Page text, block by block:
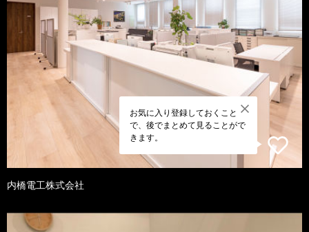
お気に入り登録しておくこと
で、後でまとめて見ることがで
きます。
内橋電工株式会社